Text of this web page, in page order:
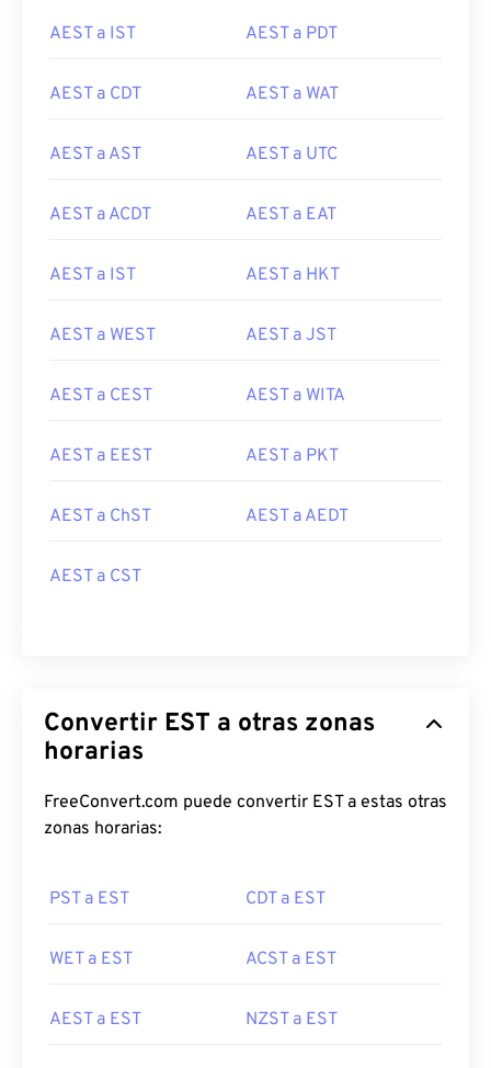
AEST a IST AEST a PDT
AEST a CDT AEST a WAT
AEST a AST AEST a UTC
AEST a ACDT AEST a EAT
AEST a IST AEST a HKT
AEST a WEST AEST a JST
AEST a CEST AEST a WITA
AEST a EEST AEST a PKT
AEST a ChST AEST a AEDT
AEST a CST
Convertir EST a otras zonas
horarias
FreeConvert.com puede convertir EST a estas otras
zonas horarias:
PST a EST CDT a EST
WET a EST ACST a EST
AEST a EST NZST a EST